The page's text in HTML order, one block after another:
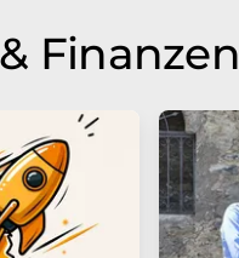
Finanzen